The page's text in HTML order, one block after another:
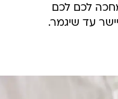
לכם לכם
עד שיגמר.